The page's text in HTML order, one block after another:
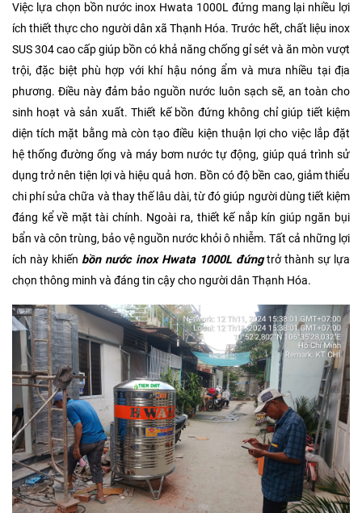
Việc lựa chọn bồn nước inox Hwata 1000L đứng mang lại nhiều lợi
ích thiết thực cho người dân xã Thạnh Hóa. Trước hết, chất liệu inox
SUS 304 cao cấp giúp bồn có khả năng chống gỉ sét và ăn mòn vượt
trội, đặc biệt phù hợp với khí hậu nóng ẩm và mưa nhiều tại địa
phương. Điều này đảm bảo nguồn nước luôn sạch sẽ, an toàn cho
sinh hoạt và sản xuất. Thiết kế bồn đứng không chỉ giúp tiết kiệm
diện tích mặt bằng mà còn tạo điều kiện thuận lợi cho việc lắp đặt
hệ thống đường ống và máy bơm nước tự động, giúp quá trình sử
dụng trở nên tiện lợi và hiệu quả hơn. Bồn có độ bền cao, giảm thiểu
chi phí sửa chữa và thay thế lâu dài, từ đó giúp người dùng tiết kiệm
đáng kể về mặt tài chính. Ngoài ra, thiết kế nắp kín giúp ngăn bụi
bẩn và côn trùng, bảo vệ nguồn nước khỏi ô nhiễm. Tất cả những lợi
ích này khiến bồn nước inox Hwata 1000L đứngtrở thành sự lựa
chọn thông minh và đáng tin cậy cho người dân Thạnh Hóa.